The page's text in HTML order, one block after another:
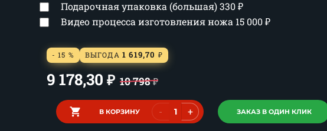
Подарочная упаковка (большая)330₽
Видео процесса изготовления ножа 15 000₽
- 15 % ВЫГОДА 1 619,70 ₽
9 178,30 ₽ 10 798₽
В КОРЗИНУ - + ЗАКАЗ В ОДИН КЛИК